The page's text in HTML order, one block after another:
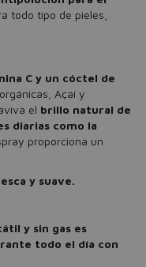
todo tipo de pieles,
C y un cóctel de
Açaí y
el brillo natural de
diarias como la
proporciona un
y suave.
y sin gas es
todo el día con